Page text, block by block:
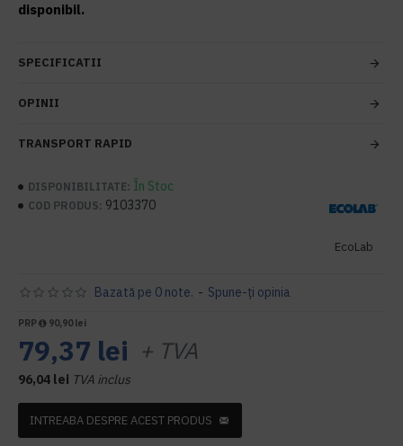
disponibil.
SPECIFICATII
OPINII
TRANSPORT RAPID
DISPONIBILITATE: În Stoc
COD PRODUS: 9103370
EcoLab
Bazată pe 0 note. - Spune-ţi opinia
PRP 90,90 lei
79,37 lei + TVA
96,04 lei TVA inclus
INTREABA DESPRE ACEST PRODUS